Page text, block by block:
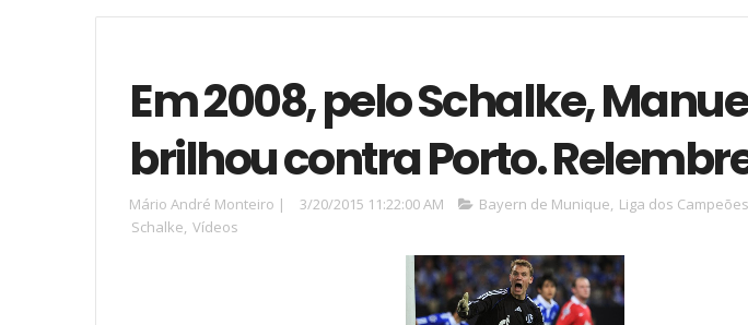
Em 2008, pelo Schalke,
brilhou contra Porto.
Mário André Monteiro | 3/20/2015 11:22:00 AM Bayern de Munique, Liga dos Campeões
Schalke, Vídeos